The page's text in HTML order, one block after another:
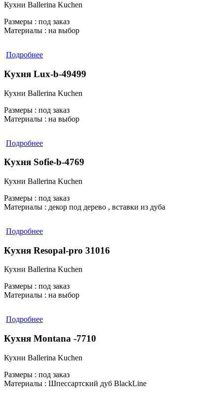
Кухни Ballerina Kuchen
Размеры : под заказ
Материалы : на выбор
Подробнее
Кухня Lux-b-49499
Кухни Ballerina Kuchen
Размеры : под заказ
Материалы : на выбор
Подробнее
Кухня Sofie-b-4769
Кухни Ballerina Kuchen
Размеры : под заказ
Материалы : декор под дерево , вставки из дуба
Подробнее
Кухня Resopal-pro 31016
Кухни Ballerina Kuchen
Размеры : под заказ
Материалы : на выбор
Подробнее
Кухня Montana -7710
Кухни Ballerina Kuchen
Размеры : под заказ
Материалы : Шпессартский дуб BlackLine